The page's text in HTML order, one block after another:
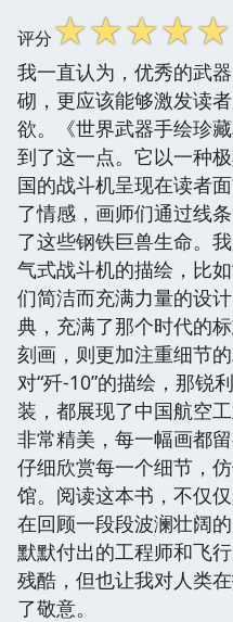
评分☆☆☆☆☆
我一直认为，优秀的武
砌，更应该能够激发读
欲。《世界武器手绘珍
到了这一点。它以一种
国的战斗机呈现在读者
了情感，画师们通过线
了这些钢铁巨兽生命。
气式战斗机的描绘，比如
们简洁而充满力量的设
典，充满了那个时代的
刻画，则更加注重细节
对“歼-10”的描绘，那锐
装，都展现了中国航空
非常精美，每一幅画都
仔细欣赏每一个细节，
馆。阅读这本书，不仅
在回顾一段段波澜壮阔
默默付出的工程师和飞
残酷，但也让我对人类
了敬意。